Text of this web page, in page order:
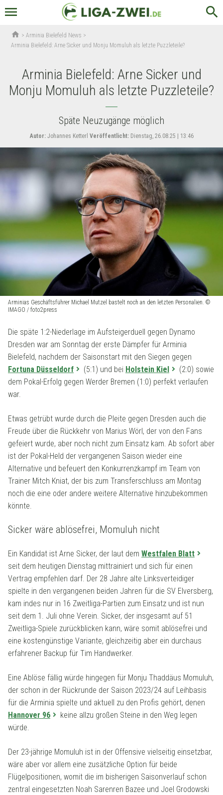
menu search
home >Arminia Bielefeld News >
Arminia Bielefeld: Arne Sicker und Monju Momuluh als letzte Puzzleteile?
Arminia Bielefeld: Arne Sicker und
Monju Momuluh als letzte Puzzleteile?
Späte Neuzugänge möglich
Autor:Johannes Ketterl Veröffentlicht:Dienstag, 26.08.25 | 13:46
Arminias Geschäftsführer Michael Mutzel bastelt noch an den letzten Personalien. ©
IMAGO / foto2press
Die späte 1:2-Niederlage im Aufsteigerduell gegen Dynamo
Dresden war am Sonntag der erste Dämpfer für Arminia
Bielefeld, nachdem der Saisonstart mit den Siegen gegen
Fortuna Düsseldorf
(5:1) und bei Holstein Kiel
(2:0) sowie
dem Pokal-Erfolg gegen Werder Bremen (1:0) perfekt verlaufen
war.
Etwas getrübt wurde durch die Pleite gegen Dresden auch die
Freude über die Rückkehr von Marius Wörl, der von den Fans
gefeiert wurde, aber noch nicht zum Einsatz kam. Ab sofort aber
ist der Pokal-Held der vergangenen Saison wieder eine
Alternative und befeuert den Konkurrenzkampf im Team von
Trainer Mitch Kniat, der bis zum Transferschluss am Montag
noch die eine oder andere weitere Alternative hinzubekommen
könnte.
Sicker wäre ablösefrei, Momuluh nicht
Ein Kandidat ist Arne Sicker, der laut dem Westfalen Blatt
seit dem heutigen Dienstag mittrainiert und sich für einen
Vertrag empfehlen darf. Der 28 Jahre alte Linksverteidiger
spielte in den vergangenen beiden Jahren für die SV Elversberg,
kam indes nur in 16 Zweitliga-Partien zum Einsatz und ist nun
seit dem 1. Juli ohne Verein. Sicker, der insgesamt auf 51
Zweitliga-Spiele zurückblicken kann, wäre somit ablösefrei und
eine kostengünstige Variante, gleichzeitig aber ein durchaus
erfahrener Backup für Tim Handwerker.
Eine Ablöse fällig würde hingegen für Monju Thaddäus Momuluh,
der schon in der Rückrunde der Saison 2023/24 auf Leihbasis
für die Arminia spielte und aktuell zu den Profis gehört, denen
Hannover 96
keine allzu großen Steine in den Weg legen
würde.
Der 23-jährige Momuluh ist in der Offensive vielseitig einsetzbar,
wäre aber vor allem eine zusätzliche Option für beide
Flügelpositionen, womit die im bisherigen Saisonverlauf schon
zentral eingesetzten Noah Sarenren Bazee und Joel Grodowski